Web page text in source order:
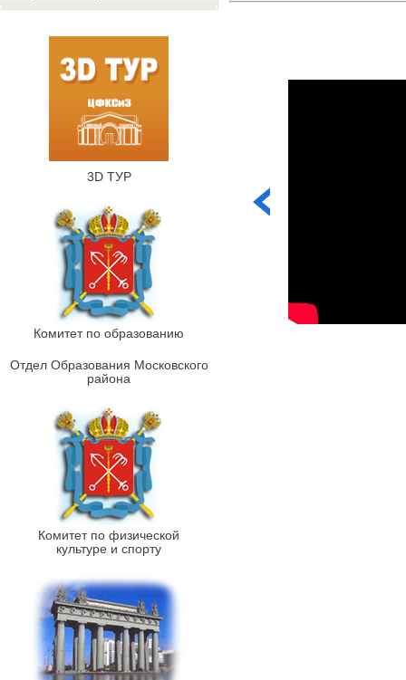
3D ТУР
Комитет по образованию
Отдел Образования Московского
района
Комитет по физической
культуре и спорту